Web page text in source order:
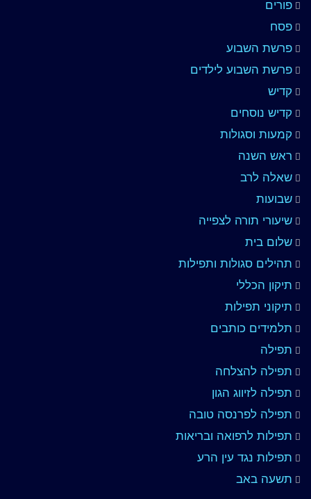
פורים
פסח
פרשת השבוע
פרשת השבוע לילדים
קדיש
קדיש נוסחים
קמעות וסגולות
ראש השנה
שאלה לרב
שבועות
שיעורי תורה לצפייה
שלום בית
תהילים סגולות ותפילות
תיקון הכללי
תיקוני תפילות
תלמידים כותבים
תפילה
תפילה להצלחה
תפילה לזיווג הגון
תפילה לפרנסה טובה
תפילות לרפואה ובריאות
תפילות נגד עין הרע
תשעה באב